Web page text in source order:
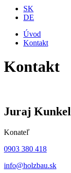
SK
DE
Úvod
Kontakt
Kontakt
Juraj
Konateľ
0903 380 418
info@holzbau.sk